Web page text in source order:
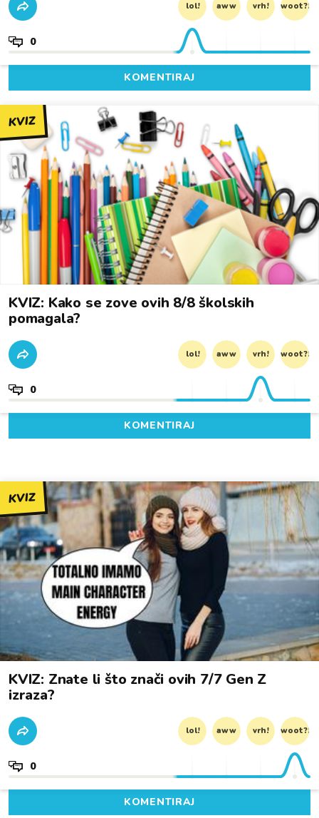
lol! aww vrh! woot?!
0
KOMENTIRAJ
KVIZ
KVIZ: Kako se zove ovih 8/8 školskih
pomagala?
lol! aww vrh! woot?!
0
KOMENTIRAJ
KVIZ
KVIZ: Znate li što znači ovih 7/7 Gen Z
izraza?
lol! aww vrh! woot?!
0
KOMENTIRAJ